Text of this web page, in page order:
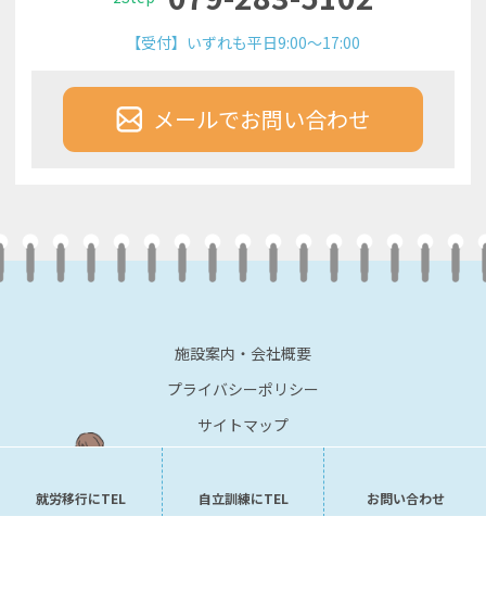
【受付】いずれも平日9:00～17:00
メールでお問い合わせ
施設案内・会社概要
プライバシーポリシー
サイトマップ
就労移行にTEL 自立訓練にTEL お問い合わせ